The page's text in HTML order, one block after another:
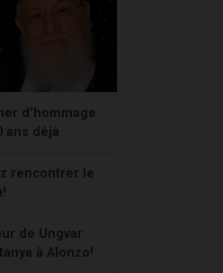
d'hommage
ans déjà
rencontrer le
de Ungvar
à Alonzo!